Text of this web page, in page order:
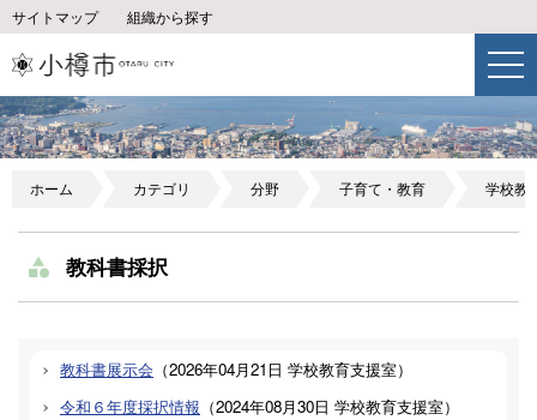
サイトマップ 組織から探す
ホーム カテゴリ 分野 子育て・教育 学校教
教科書採択
教科書展示会 （2026年04月21日 学校教育支援室）
令和６年度採択情報 （2024年08月30日 学校教育支援室）